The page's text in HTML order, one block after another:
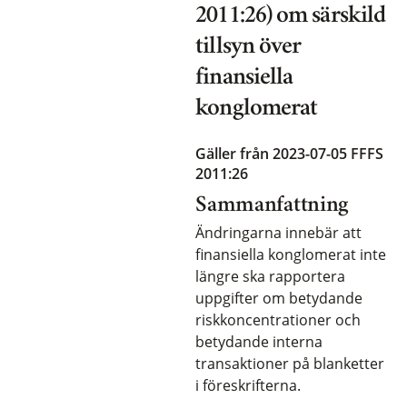
2011:26) om särskild
tillsyn över
finansiella
konglomerat
Gäller från 2023-07-05 FFFS
2011:26
Sammanfattning
Ändringarna innebär att
finansiella konglomerat inte
längre ska rapportera
uppgifter om betydande
riskkoncentrationer och
betydande interna
transaktioner på blanketter
i föreskrifterna.